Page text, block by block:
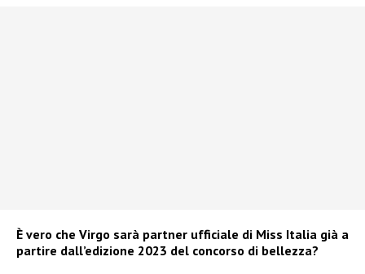
È vero che Virgo sarà partner ufficiale di Miss Italia già a
partire dall’edizione 2023 del concorso di bellezza?